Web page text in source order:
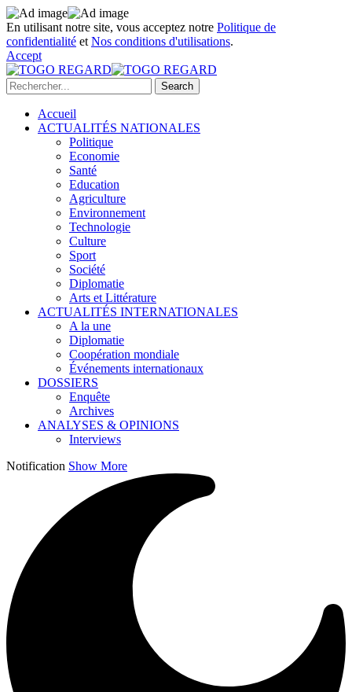
En utilisant notre site, vous acceptez notre Politique de
confidentialité et Nos conditions d'utilisations.
Accept
Accueil
ACTUALITÉS NATIONALES
Politique
Economie
Santé
Education
Agriculture
Environnement
Technologie
Culture
Sport
Société
Diplomatie
Arts et Littérature
ACTUALITÉS INTERNATIONALES
A la une
Diplomatie
Coopération mondiale
Événements internationaux
DOSSIERS
Enquête
Archives
ANALYSES & OPINIONS
Interviews
Notification Show More